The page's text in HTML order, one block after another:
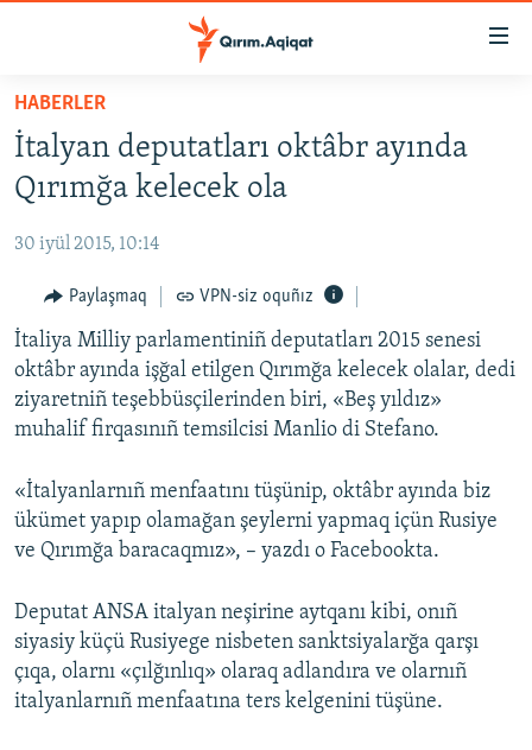
Esas
mündericege
qaytmaq
Baş
navigatsiyağa
qaytmaq
qaytmaq
HABERLER
SİYASET
İQTİSADİYAT
CEMİYET
MEDENİYET
İNSAN AQLARI
VİDEO
SÜRET
FİKİR
Українською
QOŞULIÑIZ!
HABERLER
İtalyan deputatları oktâbr ayında
Qırımğa kelecek ola
30 iyül 2015, 10:14
Paylaşmaq VPN-siz oquñız
İtaliya Milliy parlamentiniñ deputatları 2015 senesi
oktâbr ayında işğal etilgen Qırımğa kelecek olalar, dedi
ziyaretniñ teşebbüsçilerinden biri, «Beş yıldız»
muhalif firqasınıñ temsilcisi Manlio di Stefano.
«İtalyanlarnıñ menfaatını tüşünip, oktâbr ayında biz
ükümet yapıp olamağan şeylerni yapmaq içün Rusiye
ve Qırımğa baracaqmız», – yazdı o Facebookta.
Deputat ANSA italyan neşirine aytqanı kibi, onıñ
siyasiy küçü Rusiyege nisbeten sanktsiyalarğa qarşı
çıqa, olarnı «çılğınlıq» olaraq adlandıra ve olarnıñ
italyanlarnıñ menfaatına ters kelgenini tüşüne.